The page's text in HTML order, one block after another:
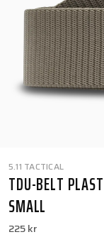
5.11 TACTICAL
TDU-BELT
SMALL
225 kr